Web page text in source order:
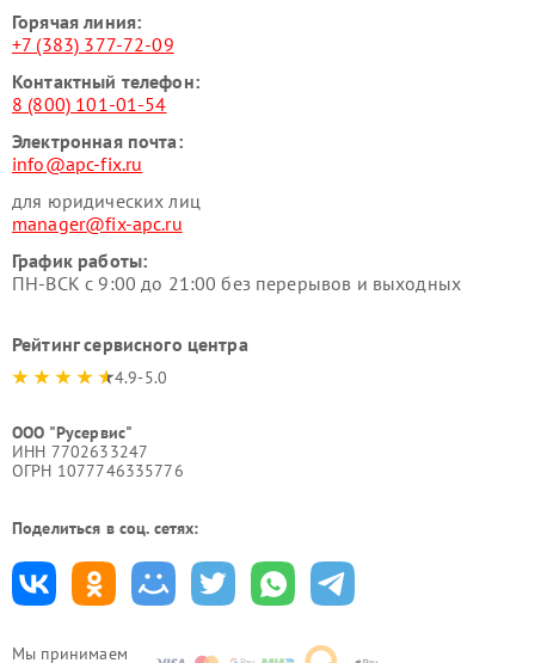
Мы принимаем
Горячая линия:
+7 (383) 377-72-09
Контактный телефон:
8 (800) 101-01-54
Электронная почта:
info@apc-fix.ru
для юридических лиц
manager@fix-apc.ru
График работы:
ПН-ВСК с 9:00 до 21:00 без перерывов и выходных
Рейтинг сервисного центра
4.9-5.0
ООО "Русервис"
ИНН 7702633247
ОГРН 1077746335776
Поделиться в соц. сетях: